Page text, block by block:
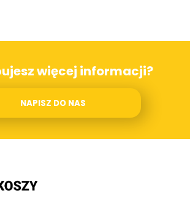
więcej informacji?
NAPISZ DO NAS